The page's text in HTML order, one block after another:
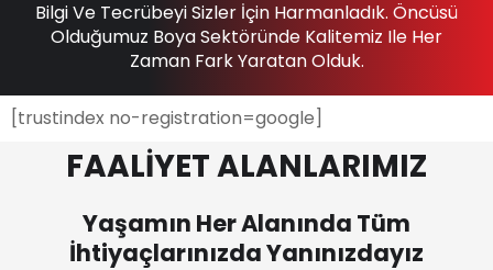
Bilgi Ve Tecrübeyi Sizler İçin Harmanladık. Öncüsü
Olduğumuz Boya Sektöründe Kalitemiz Ile Her
Zaman Fark Yaratan Olduk.
[trustindex no-registration=google]
FAALİYET ALANLARIMIZ
Yaşamın Her Alanında Tüm
İhtiyaçlarınızda Yanınızdayız